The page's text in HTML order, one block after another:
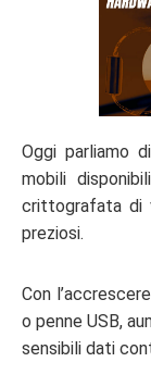
Oggi parliamo
mobili
crittografata di
preziosi.
Con
o penne USB,
sensibili dati